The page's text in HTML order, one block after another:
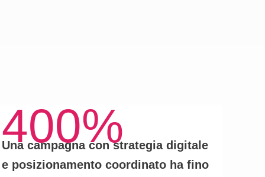
400%
Una campagna constrategia digitale
e posizionamento coordinatoha fino